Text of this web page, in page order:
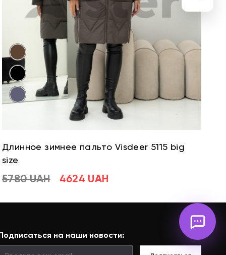
Длинное зимнее пальто Visdeer 5115 big
size
5780 UAH 4624 UAH
на наши новости: